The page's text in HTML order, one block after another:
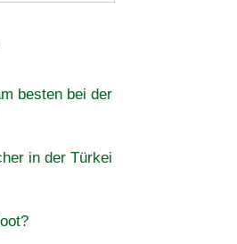
besten bei der
in der Türkei